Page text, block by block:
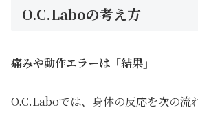
O.C.Laboの考え方
痛みや動作エラーは「結果」
O.C.Laboでは、身体の反応を次の流